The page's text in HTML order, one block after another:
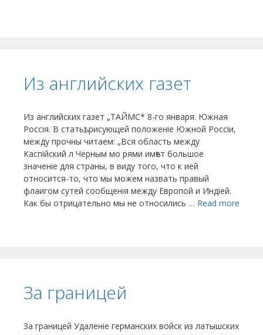
Из английских газет
Из английских газет „ТАЙМС* 8-го января. Южная
Россія. В статьѣ, рисующей положеніе Южной Россіи,
между прочны читаем: „Вся область между
Каспійский л Черным мо рями имѣет большое
значеніе для страны, в виду того, что к ией
относится-то, что мы можем назвать правый
флаигом сутей сообщенія между Европой и Индіей.
Как бы отрицательно мы не относились … Read more
За границей
За границей Удаленіе германских войск из латышских